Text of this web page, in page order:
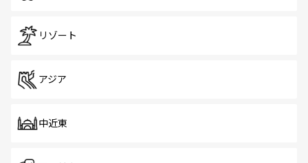
リゾート
アジア
中近東